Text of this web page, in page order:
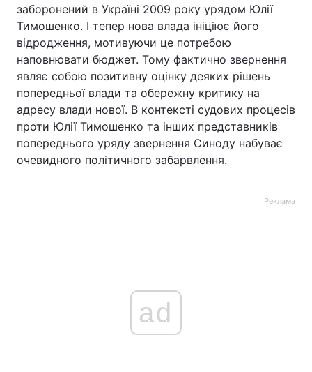
заборонений в Україні 2009 року урядом Юлії
Тимошенко. І тепер нова влада ініціює його
відродження, мотивуючи це потребою
наповнювати бюджет. Тому фактично звернення
являє собою позитивну оцінку деяких рішень
попередньої влади та обережну критику на
адресу влади нової. В контексті судових процесів
проти Юлії Тимошенко та інших представників
попереднього уряду звернення Синоду набуває
очевидного політичного забарвлення.
Реклама
ad